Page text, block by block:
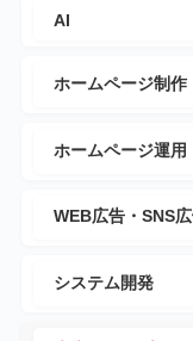
AI
ホームページ制作
ホームページ運用
WEB広告・SNS
システム開発